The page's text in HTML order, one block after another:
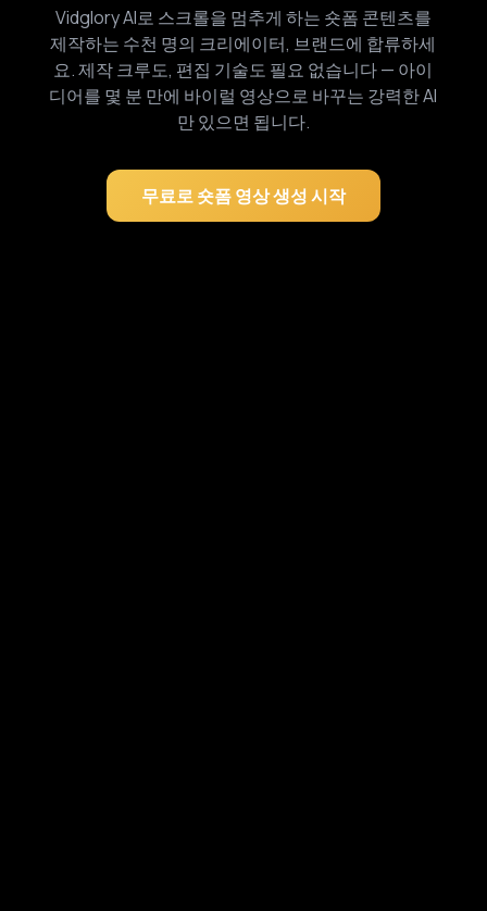
Vidglory AI로 스크롤을 멈추게 하는 숏폼 콘텐츠를
제작하는 수천 명의 크리에이터, 브랜드에 합류하세
요. 제작 크루도, 편집 기술도 필요 없습니다 — 아이
디어를 몇 분 만에 바이럴 영상으로 바꾸는 강력한 AI
만 있으면 됩니다.
무료로 숏폼 영상 생성 시작